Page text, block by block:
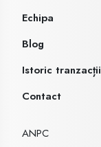
Echipa
Blog
Istoric tranzacții
Contact
ANPC